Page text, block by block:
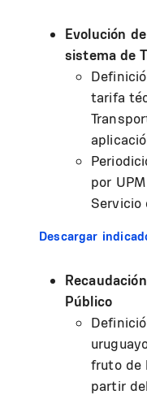
Evolución
sistema de
tarifa
por
Servicio
Descargar
Público
fruto de
partir